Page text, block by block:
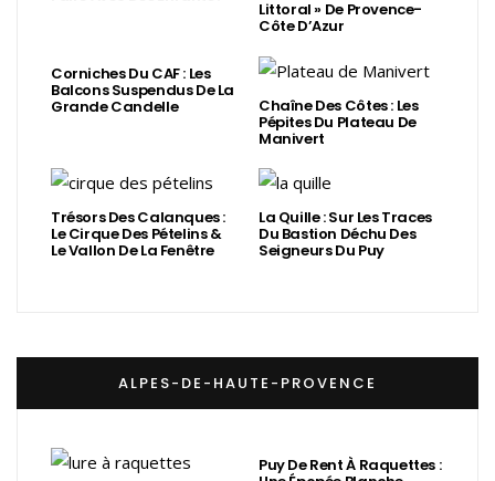
Littoral » De Provence-
Côte D’Azur
Corniches Du CAF : Les
Balcons Suspendus De La
Grande Candelle Chaîne Des Côtes : Les
Pépites Du Plateau De
Manivert
Trésors Des Calanques :
Le Cirque Des Pételins &
Le Vallon De La Fenêtre
La Quille : Sur Les Traces
Du Bastion Déchu Des
Seigneurs Du Puy
ALPES-DE-HAUTE-PROVENCE
Puy De Rent À Raquettes :